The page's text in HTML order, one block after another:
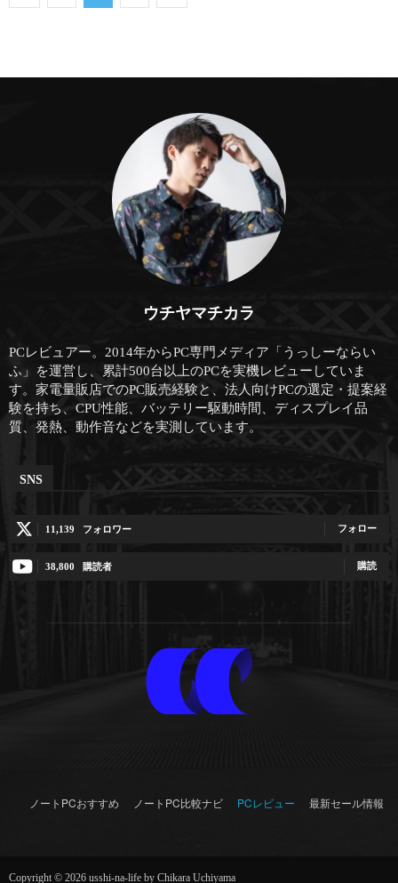
ウチヤマチカラ
PCレビュアー。2014年からPC専門メディア「うっしーならい
ふ」を運営し、累計500台以上のPCを実機レビューしていま
す。家電量販店でのPC販売経験と、法人向けPCの選定・提案経
験を持ち、CPU性能、バッテリー駆動時間、ディスプレイ品
質、発熱、動作音などを実測しています。
SNS
11,139 フォロワー フォロー
38,800 購読者 購読
ノートPCおすすめ ノートPC比較ナビ PCレビュー 最新セール情報
Copyright © 2026 usshi-na-life by Chikara Uchiyama